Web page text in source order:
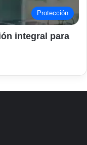
Protección
integral para